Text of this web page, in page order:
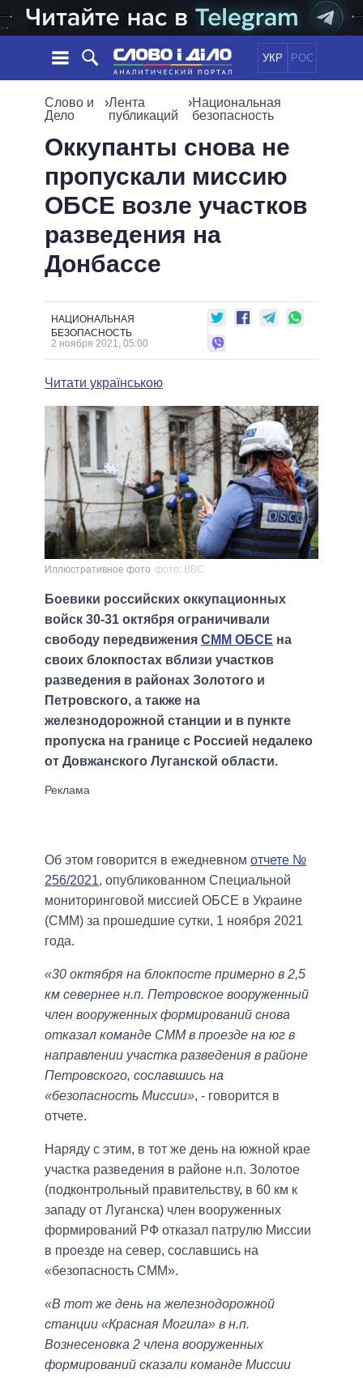
УКР РОС
НОВОСТИ
ЛЕНТА
СОБЫТИЯ
СТАТЬИ
МНЕНИЯ
ОБЗОРЫ
ДАЙДЖЕСТЫ
ОБЩЕСТВО
МИР
ПОЛИТИКИ
ВСЕ ПОЛИТИКИ
ПРЕЗИДЕНТ И ОФИС
ВЕРХОВНАЯ РАДА
КАБИНЕТ МИНИСТРОВ
ГЛАВЫ ОБЛАДМИНИСТРАЦИЙ
МЭРЫ
ВСЕ ПЕРСОНЫ
ИНФОГРАФИКА
ВИДЕО
СРАВНЕНИЕ ПОЛИТИКОВ
Слово и
Дело
›Лента
публикаций
›Национальная
безопасность
Оккупанты снова не
пропускали миссию
ОБСЕ возле участков
разведения на
Донбассе
НАЦИОНАЛЬНАЯ
БЕЗОПАСНОСТЬ
2 ноября 2021, 05:00
Читати українською
Иллюстративное фото фото: BBC
Боевики российских оккупационных
войск 30-31 октября ограничивали
свободу передвижения СММ ОБСЕ на
своих блокпостах вблизи участков
разведения в районах Золотого и
Петровского, а также на
железнодорожной станции и в пункте
пропуска на границе с Россией недалеко
от Довжанского Луганской области.
Об этом говорится в ежедневном отчете №
256/2021, опубликованном Специальной
мониторинговой миссией ОБСЕ в Украине
(СММ) за прошедшие сутки, 1 ноября 2021
года.
«30 октября на блокпосте примерно в 2,5
км севернее н.п. Петровское вооруженный
член вооруженных формирований снова
отказал команде СММ в проезде на юг в
направлении участка разведения в районе
Петровского, сославшись на
«безопасность Миссии», - говорится в
отчете.
Наряду с этим, в тот же день на южной крае
участка разведения в районе н.п. Золотое
(подконтрольный правительству, в 60 км к
западу от Луганска) член вооруженных
формирований РФ отказал патрулю Миссии
в проезде на север, сославшись на
«безопасность СММ».
«В тот же день на железнодорожной
станции «Красная Могила» в н.п.
Вознесеновка 2 члена вооруженных
формирований сказали команде Миссии